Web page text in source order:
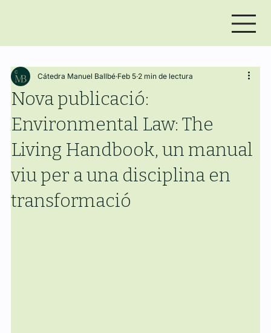
Nova publicació:
Environmental Law: The
Living Handbook, un manual
viu per a una disciplina en
transformació
Cátedra Manuel Ballbé Feb 5 2 min de lectura